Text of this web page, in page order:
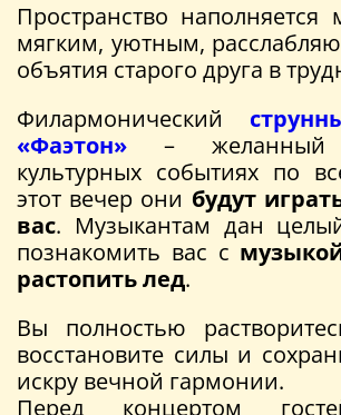
Пространство
мягким, уютным,
объятия старого друга в
Филармонический
«Фаэтон» – желанный
культурных событиях по
этот вечер они будут
вас. Музыкантам дан
познакомить вас с
растопить лед.
Вы полностью
восстановите силы и
искру вечной гармонии.
Перед концертом